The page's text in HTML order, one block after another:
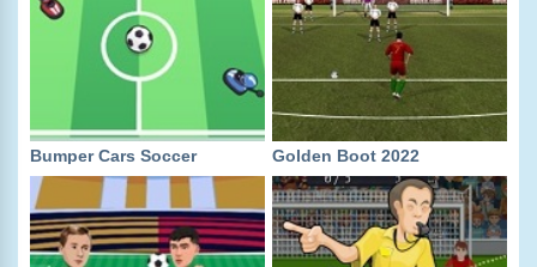
Bumper Cars Soccer Golden Boot 2022